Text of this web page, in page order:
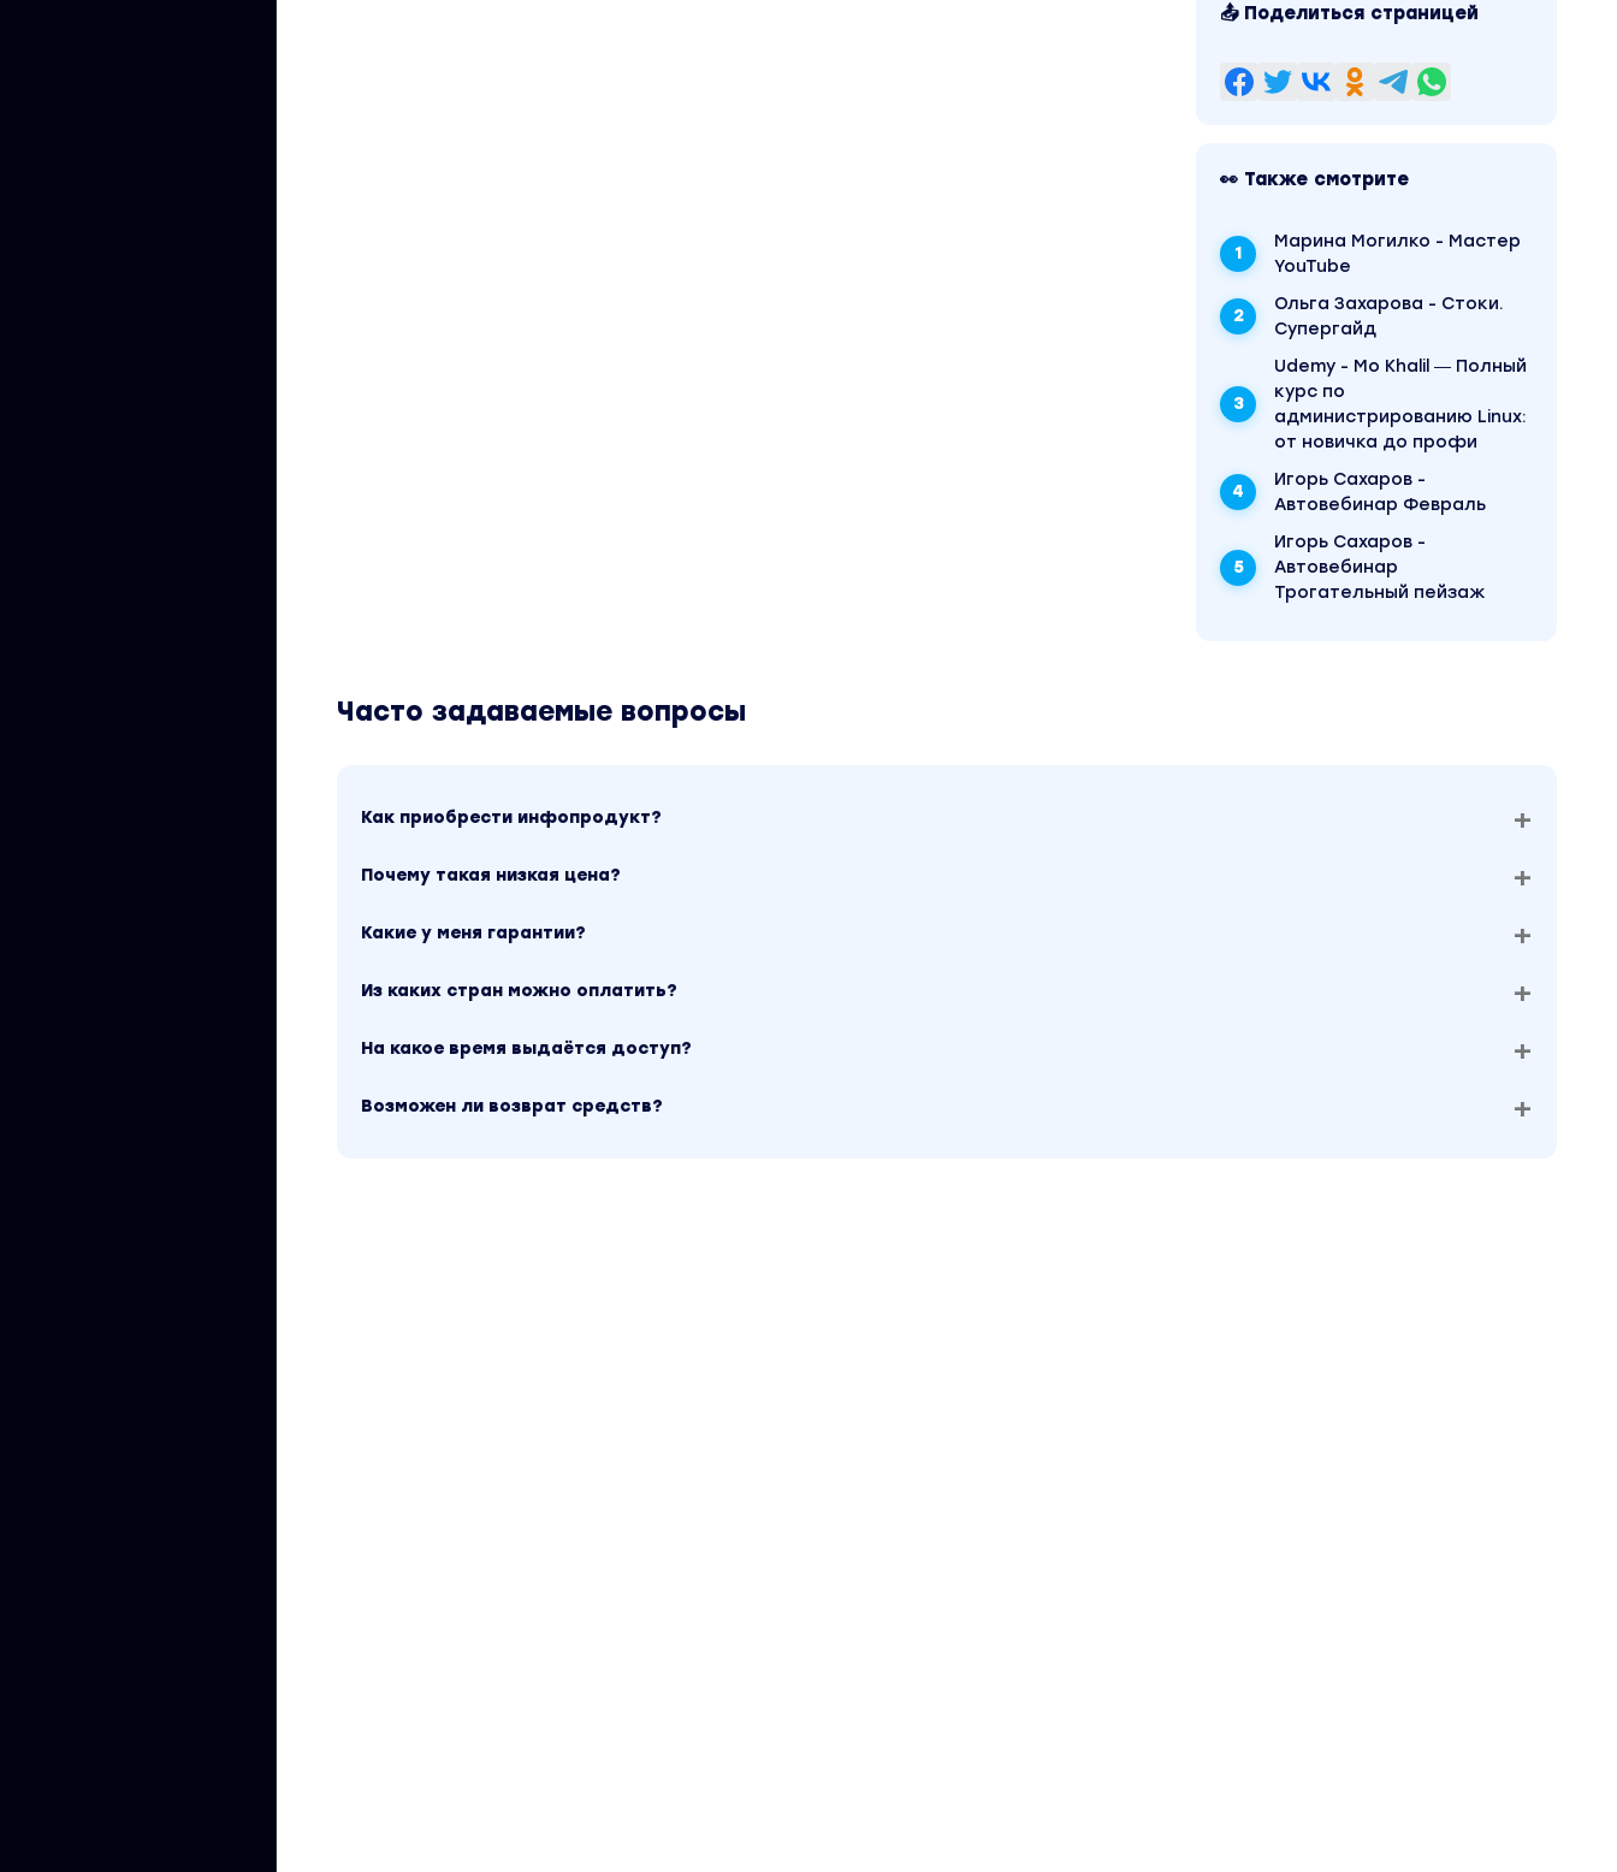
📤 Поделиться страницей
👀 Также смотрите
Марина Могилко - Мастер
YouTube
Ольга Захарова - Стоки.
Супергайд
Udemy - Mo Khalil ― Полный
курс по
администрированию Linux:
от новичка до профи
Игорь Сахаров -
Автовебинар Февраль
Игорь Сахаров -
Автовебинар
Трогательный пейзаж
Часто задаваемые вопросы
Как приобрести инфопродукт?
Почему такая низкая цена?
Какие у меня гарантии?
Из каких стран можно оплатить?
На какое время выдаётся доступ?
Возможен ли возврат средств?